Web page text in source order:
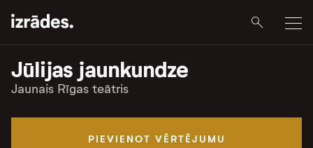
Jūlijas jaunkundze
Jaunais Rīgas teātris
PIEVIENOT VĒRTĒJUMU